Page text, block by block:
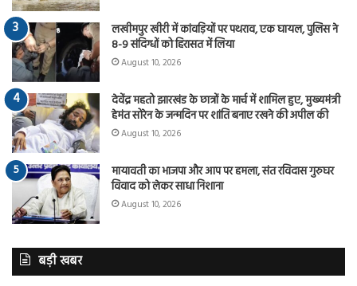
लखीमपुर खीरी में कांवड़ियों पर पथराव, एक घायल, पुलिस ने
8-9 संदिग्धों को हिरासत में लिया
August 10, 2026
देवेंद्र महतो झारखंड के छात्रों के मार्च में शामिल हुए, मुख्यमंत्री
हेमंत सोरेन के जन्मदिन पर शांति बनाए रखने की अपील की
August 10, 2026
मायावती का भाजपा और आप पर हमला, संत रविदास गुरुघर
विवाद को लेकर साधा निशाना
August 10, 2026
बड़ी खबर